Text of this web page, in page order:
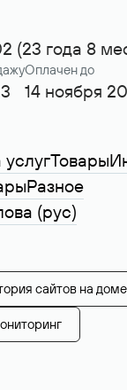
(23 года 8
Оплачен до
14 ноября
Товары
Разное
(рус)
сайтов на